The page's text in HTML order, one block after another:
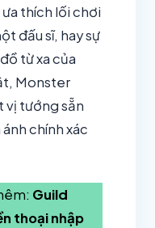
thích lối chơi
đấu sĩ, hay sự
từ xa của
Monster
vị tướng sẵn
chính xác
Guild
thoại nhập